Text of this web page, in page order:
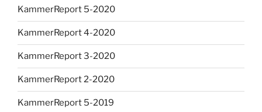
KammerReport 5-2020
KammerReport 4-2020
KammerReport 3-2020
KammerReport 2-2020
KammerReport 5-2019